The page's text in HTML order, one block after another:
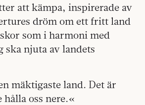
att kämpa, inspirerade av
dröm om ett fritt land
som i harmoni med
ska njuta av landets
mäktigaste land. Det är
oss nere.«